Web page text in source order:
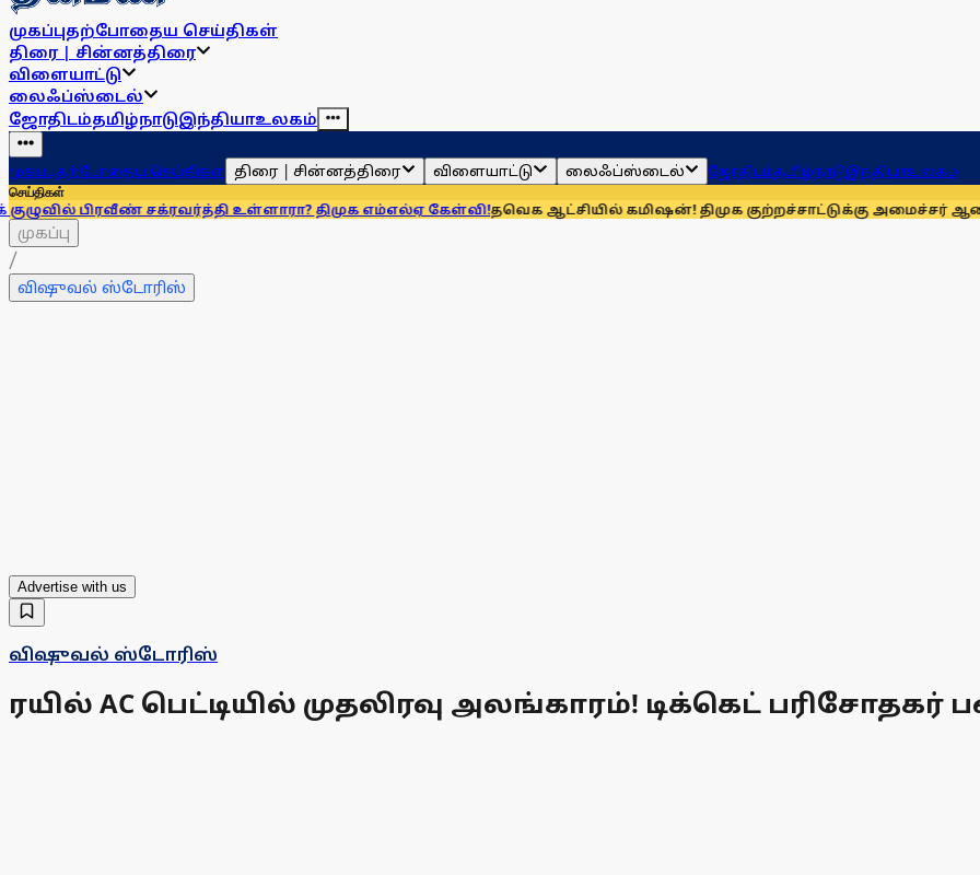
முகப்புதற்போதைய செய்திகள்
திரை | சின்னத்திரை
விளையாட்டு
லைஃப்ஸ்டைல்
ஜோதிடம்தமிழ்நாடுஇந்தியாஉலகம்
முகப்புதற்போதைய செய்திகள் திரை | சின்னத்திரை விளையாட்டு லைஃப்ஸ்டைல் ஜோதிடம்தமிழ்நாடுஇந்தியாஉலகம்
செய்திகள்
சக்ரவர்த்தி உள்ளாரா? திமுக எம்எல்ஏ கேள்வி!தவெக ஆட்சியில் கமிஷன்! திமுக குற்றச்சாட்டுக்கு அமைச்சர் ஆனந்த்
முகப்பு
/
விஷுவல் ஸ்டோரிஸ்
Advertise with us
விஷுவல் ஸ்டோரிஸ்
ரயில் AC பெட்டியில் முதலிரவு அலங்காரம்! டிக்கெட்